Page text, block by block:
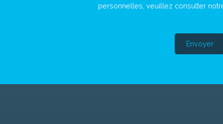
personnelles, veuillez consulter
Envoyer